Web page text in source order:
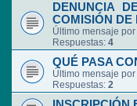
DENUNCIA
COMISIÓN DE
Último mensaje por
Respuestas: 4
QUÉ PASA
Último mensaje por
Respuestas: 2